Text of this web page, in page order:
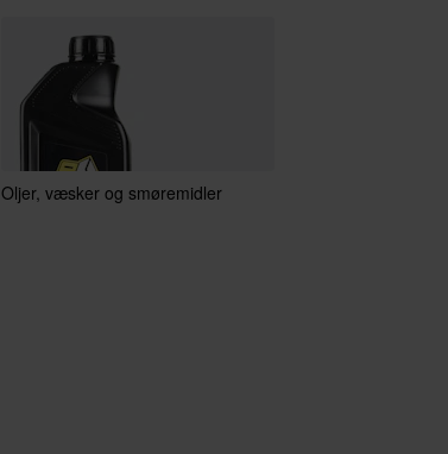
Oljer, væsker og smøremidler